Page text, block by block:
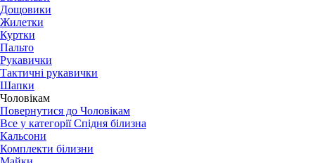
Дощовики
Жилетки
Куртки
Пальто
Рукавички
Тактичні рукавички
Шапки
Чоловікам
Повернутися до Чоловікам
Все у категорії Спідня білизна
Кальсони
Комплекти білизни